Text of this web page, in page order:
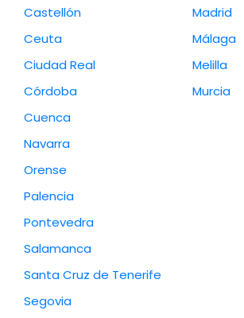
Castellón
Ceuta
Ciudad Real
Córdoba
Cuenca
Madrid
Málaga
Melilla
Murcia
Navarra
Orense
Palencia
Pontevedra
Salamanca
Santa Cruz de Tenerife
Segovia